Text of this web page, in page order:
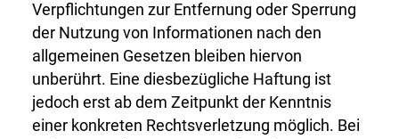
Verpflichtungen zur Entfernung oder Sperrung
der Nutzung von Informationen nach den
allgemeinen Gesetzen bleiben hiervon
unberührt. Eine diesbezügliche Haftung ist
jedoch erst ab dem Zeitpunkt der Kenntnis
einer konkreten Rechtsverletzung möglich. Bei